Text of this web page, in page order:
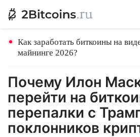
Как заработать биткоины на
майнинге 2026?
Почему Илон
перейти на
перепалки с
поклонников